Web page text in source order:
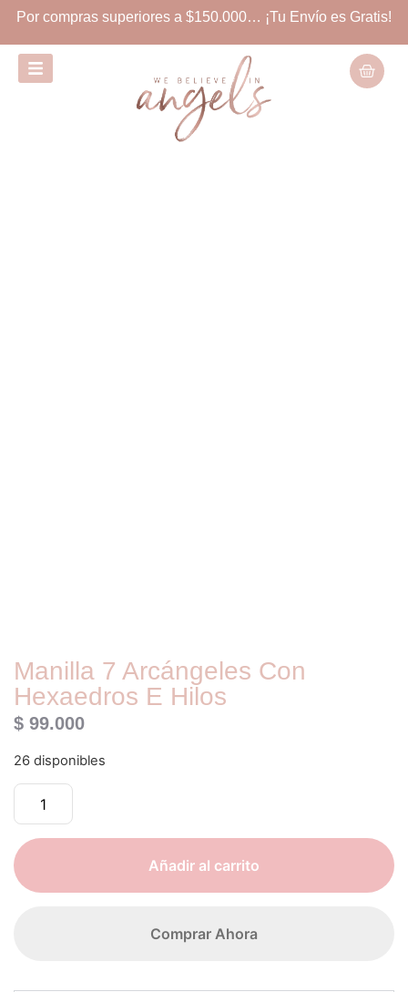
Por compras superiores a $150.000… ¡Tu Envío es Gratis!
Manilla 7 Arcángeles Con
Hexaedros E Hilos
$ 99.000
26 disponibles
Añadir al carrito
Comprar Ahora